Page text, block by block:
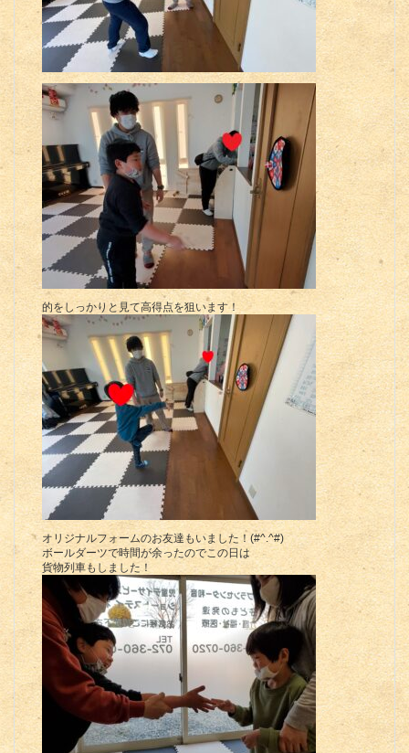
的をしっかりと見て高得点を狙います！
オリジナルフォームのお友達もいました！(#^.^#)
ボールダーツで時間が余ったのでこの日は
貨物列車もしました！